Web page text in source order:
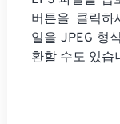
버튼을 클릭하
일을 JPEG 형
환할 수도 있습